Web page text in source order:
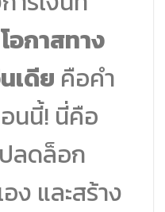
โอกาสทาง
เดีย คือคำ
นนี้! นี่คือ
ลดล็อก
ง และสร้าง